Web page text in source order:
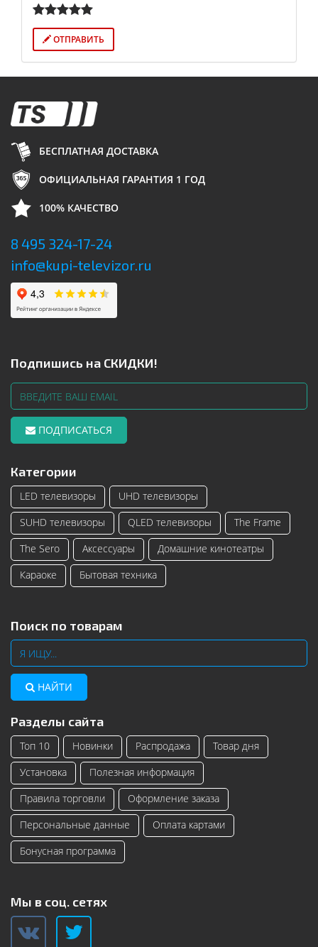
ОТПРАВИТЬ
БЕСПЛАТНАЯ ДОСТАВКА
ОФИЦИАЛЬНАЯ ГАРАНТИЯ 1 ГОД
100% КАЧЕСТВО
8 495 324-17-24
info@kupi-televizor.ru
Подпишись на СКИДКИ!
ПОДПИСАТЬСЯ
Категории
LED телевизоры
UHD телевизоры
SUHD телевизоры
QLED телевизоры
The Frame
The Sero
Аксессуары
Домашние кинотеатры
Караоке
Бытовая техника
Поиск по товарам
НАЙТИ
Разделы сайта
Топ 10 Новинки Распродажа
Товар дня
Установка
Полезная информация
Правила торговли
Оформление заказа
Персональные данные
Оплата картами
Бонусная программа
Мы в соц. сетях